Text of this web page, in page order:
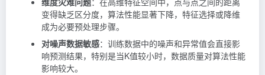
变得缺乏区分度，算法性能显著下降，特征选择或降维
成为必要预处理步骤。
对噪声数据敏感：训练数据中的噪声和异常值会直接影
响预测结果，特别是当K值较小时，数据质量对算法性能
影响较大。